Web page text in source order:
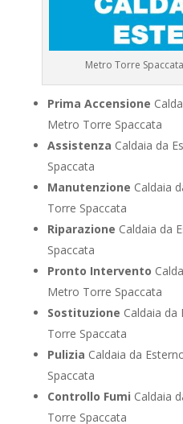
Metro Torre
Prima Accensione
Metro Torre Spaccata
Assistenza Caldaia da
Spaccata
Manutenzione Caldaia
Torre Spaccata
Riparazione Caldaia da
Spaccata
Pronto Intervento
Metro Torre Spaccata
Sostituzione Caldaia da
Torre Spaccata
Pulizia Caldaia da
Spaccata
Controllo Fumi Caldaia
Torre Spaccata